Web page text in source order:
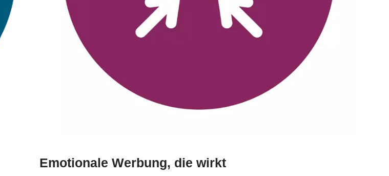
Emotionale Werbung, die wirkt